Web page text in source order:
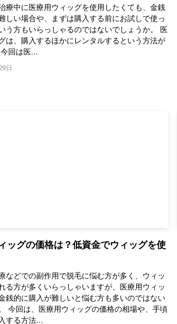
療中に医療用ウィッグを使用したくても、金銭
しい場合や、まずは購入する前にお試しで使っ
う方もいらっしゃるのではないでしょうか。 医
は、購入するほかにレンタルするという方法が
回は医...
日
ッグの価格は？低資金でウィッグを使
などでの副作用で脱毛に悩む方が多く、ウィッ
る方が多くいらっしゃいますが、医療用ウィッ
銭的に購入が難しいと悩む方も多いのではない
今回は、医療用ウィッグの価格の相場や、手頃
する方法...